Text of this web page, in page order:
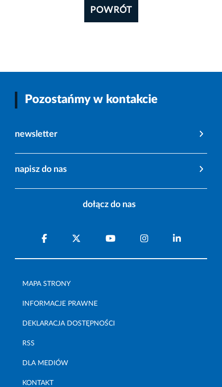
POWRÓT
Pozostańmy w kontakcie
newsletter
napisz do nas
dołącz do nas
MAPA STRONY
INFORMACJE PRAWNE
DEKLARACJA DOSTĘPNOŚCI
RSS
DLA MEDIÓW
KONTAKT